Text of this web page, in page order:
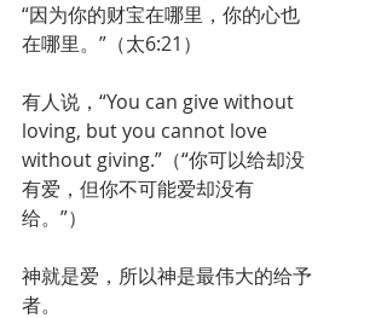
“因为你的财宝在哪里，你的心也
在哪里。”（太6:21）
有人说，“You can give without
loving, but you cannot love
without giving.”（“你可以给却没
有爱，但你不可能爱却没有
给。”）
神就是爱，所以神是最伟大的给予
者。